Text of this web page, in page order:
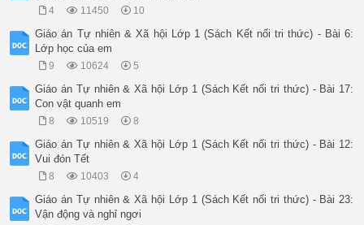
4 11450 10
Giáo án Tự nhiên & Xã hội Lớp 1 (Sách Kết nối tri thức) - Bài 6:
Lớp học của em
9 10624 5
Giáo án Tự nhiên & Xã hội Lớp 1 (Sách Kết nối tri thức) - Bài 17:
Con vật quanh em
8 10519 8
Giáo án Tự nhiên & Xã hội Lớp 1 (Sách Kết nối tri thức) - Bài 12:
Vui đón Tết
8 10403 4
Giáo án Tự nhiên & Xã hội Lớp 1 (Sách Kết nối tri thức) - Bài 23:
Vận động và nghỉ ngơi